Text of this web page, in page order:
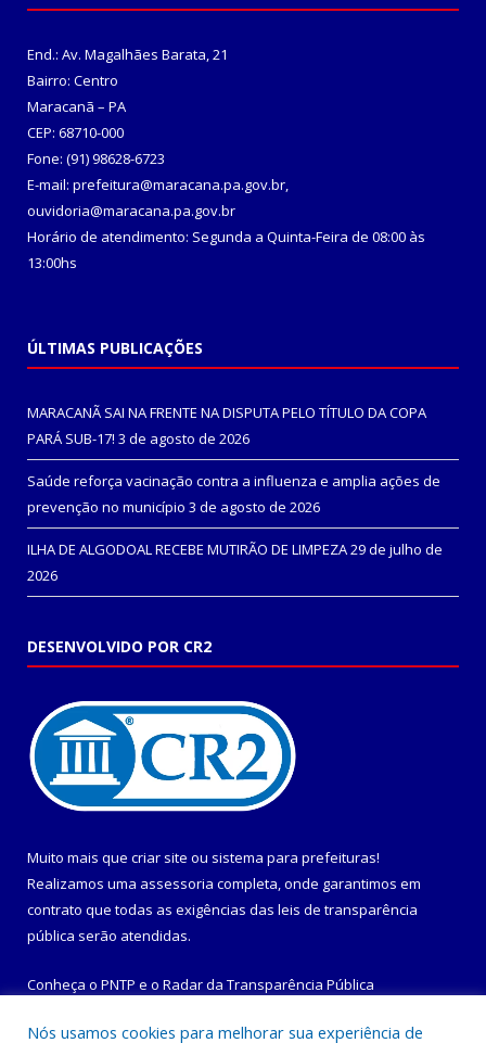
End.: Av. Magalhães Barata, 21
Bairro: Centro
Maracanã – PA
CEP: 68710-000
Fone: (91) 98628-6723
E-mail: prefeitura@maracana.pa.gov.br,
ouvidoria@maracana.pa.gov.br
Horário de atendimento: Segunda a Quinta-Feira de 08:00 às
13:00hs
ÚLTIMAS PUBLICAÇÕES
MARACANÃ SAI NA FRENTE NA DISPUTA PELO TÍTULO DA COPA
PARÁ SUB-17! 3 de agosto de 2026
Saúde reforça vacinação contra a influenza e amplia ações de
prevenção no município 3 de agosto de 2026
ILHA DE ALGODOAL RECEBE MUTIRÃO DE LIMPEZA29 de julho de
2026
DESENVOLVIDO POR CR2
Muito mais que criar site ou sistema para prefeituras!
Realizamos uma assessoria completa, onde garantimos em
contrato que todas as exigências das leis de transparência
pública serão atendidas.
Conheça o PNTP e o Radar da Transparência Pública
Nós usamos cookies para melhorar sua experiência de